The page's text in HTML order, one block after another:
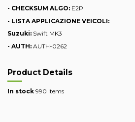
- CHECKSUM ALGO: E2P
- LISTA APPLICAZIONE VEICOLI:
Suzuki: Swift MK3
- AUTH: AUTH-0262
Product Details
In stock 990 Items